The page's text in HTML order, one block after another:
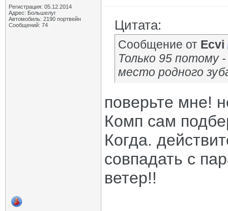
Регистрация: 05.12.2014
Адрес: Большелуг
Автомобиль: 2190 портвейн
Сообщений: 74
Цитата:
Сообщение от Ecvi
Только 95 потому
место родного
поверьте мне!
Комп сам
Когда.
совпадать с
ветер!!